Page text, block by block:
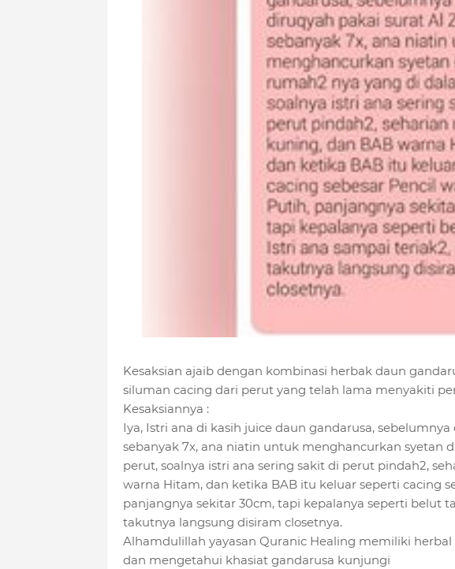
Kesaksian ajaib dengan kombinasi herbak daun
siluman cacing dari perut yang telah lama menyakiti
Kesaksiannya :
Iya, Istri ana di kasih juice daun gandarusa,
sebanyak 7x, ana niatin untuk menghancurkan syetan
perut, soalnya istri ana sering sakit di perut pindah2,
warna Hitam, dan ketika BAB itu keluar seperti cacing
panjangnya sekitar 30cm, tapi kepalanya seperti belut
takutnya langsung disiram closetnya.
Alhamdulillah yayasan Quranic Healing memiliki
dan mengetahui khasiat gandarusa kunjungi